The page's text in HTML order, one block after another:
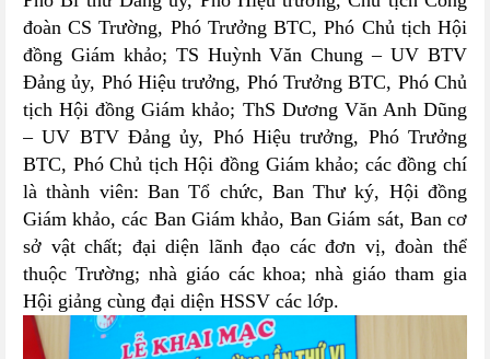
đoàn CS Trường, Phó Trưởng BTC, Phó Chủ tịch Hội
đồng Giám khảo; TS Huỳnh Văn Chung – UV BTV
Đảng ủy, Phó Hiệu trưởng, Phó Trưởng BTC, Phó Chủ
tịch Hội đồng Giám khảo; ThS Dương Văn Anh Dũng
– UV BTV Đảng ủy, Phó Hiệu trưởng, Phó Trưởng
BTC, Phó Chủ tịch Hội đồng Giám khảo; các đồng chí
là thành viên: Ban Tổ chức, Ban Thư ký, Hội đồng
Giám khảo, các Ban Giám khảo, Ban Giám sát, Ban cơ
sở vật chất; đại diện lãnh đạo các đơn vị, đoàn thể
thuộc Trường; nhà giáo các khoa; nhà giáo tham gia
Hội giảng cùng đại diện HSSV các lớp.